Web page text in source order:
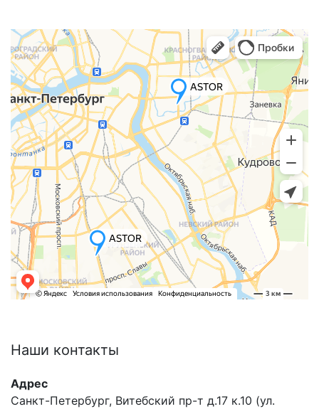
Наши контакты
Адрес
Санкт-Петербург, Витебский пр-т д.17 к.10 (ул.